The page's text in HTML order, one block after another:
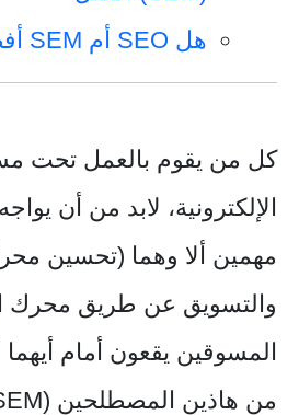
هل SEO أم SEM أفضل
كل من يقوم بالعمل تحت
الإلكترونية، لابد من أن
مهمين ألا وهما (تحسين
والتسويق عن طريق محرك
المسوقين يقعون أمام
من هاذين المصطلحين (SEO OR SEM).